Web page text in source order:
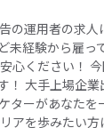
の運用者の求人
未経験から雇っ
心ください！
！ 大手上場企
ターがあなたを
アを歩みたい